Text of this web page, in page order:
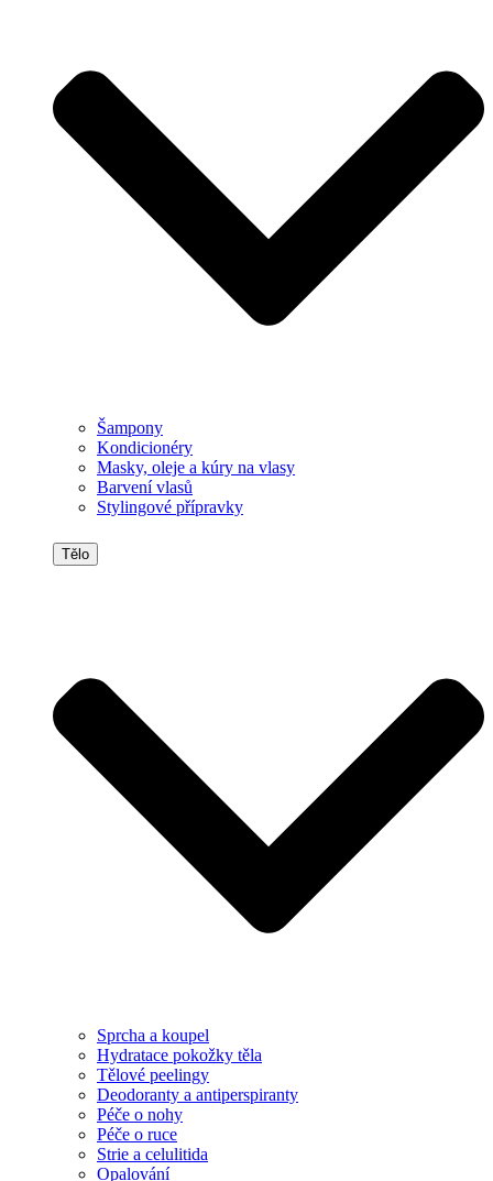
Šampony
Kondicionéry
Masky, oleje a kúry na vlasy
Barvení vlasů
Stylingové přípravky
Tělo
Sprcha a koupel
Hydratace pokožky těla
Tělové peelingy
Deodoranty a antiperspiranty
Péče o nohy
Péče o ruce
Strie a celulitida
Opalování